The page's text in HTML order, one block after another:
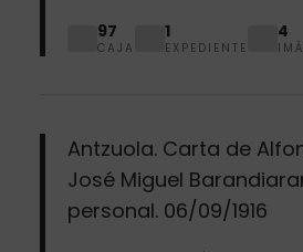
97
CAJA
1
EXPEDIENTE
4
Antzuola. Carta de
José Miguel
personal. 06/09/1916